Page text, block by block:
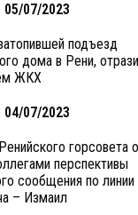
05/07/2023
подъезд
дома в Рени,
ЖКХ
04/07/2023
горсовета
перспективы
сообщения по
– Измаил